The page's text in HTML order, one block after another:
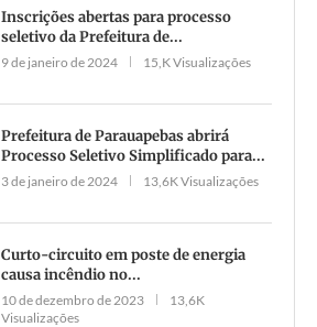
Inscrições abertas para processo
seletivo da Prefeitura de...
9 de janeiro de 2024 15,K Visualizações
Prefeitura de Parauapebas abrirá
Processo Seletivo Simplificado para...
3 de janeiro de 2024 13,6K Visualizações
Curto-circuito em poste de energia
causa incêndio no...
10 de dezembro de 2023
13,6K
Visualizações